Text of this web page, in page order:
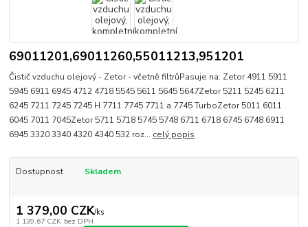
69011201,69011260,55011213,951201
Čistič vzduchu olejový - Zetor - včetně filtrůPasuje na: Zetor 4911 5911
5945 6911 6945 4712 4718 5545 5611 5645 5647Zetor 5211 5245 6211
6245 7211 7245 7245 H 7711 7745 7711 a 7745 TurboZetor 5011 6011
6045 7011 7045Zetor 5711 5718 5745 5748 6711 6718 6745 6748 6911
6945 3320 3340 4320 4340 532 roz... celý popis
Dostupnost Skladem
1 379,00 CZK/ks
1 139,67 CZK bez DPH